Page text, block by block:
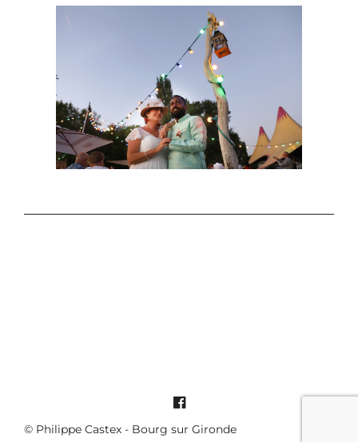
© Philippe Castex - Bourg sur Gironde